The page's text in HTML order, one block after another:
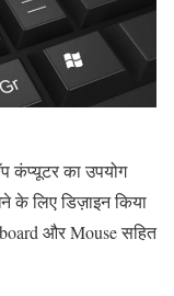
कंप्यूटर का उपयोग
लिए डिज़ाइन किया
और Mouse सहित